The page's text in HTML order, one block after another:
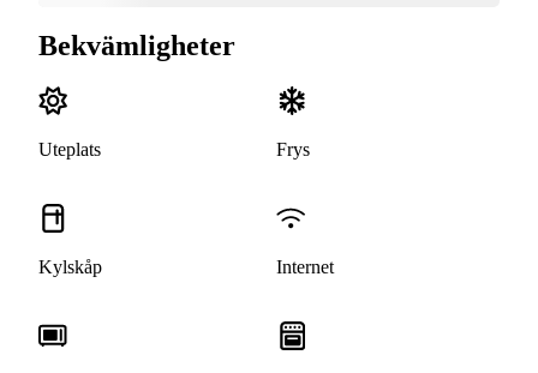
Bekvämligheter
Uteplats Frys
Kylskåp Internet